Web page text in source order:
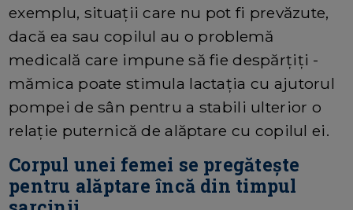
exemplu, situații care nu pot fi prevăzute,
dacă ea sau copilul au o problemă
medicală care impune să fie despărțiți -
mămica poate stimula lactația cu ajutorul
pompei de sân pentru a stabili ulterior o
relație puternică de alăptare cu copilul ei.
Corpul unei femei se pregătește
pentru alăptare încă din timpul